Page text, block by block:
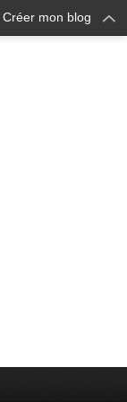
Créer mon blog